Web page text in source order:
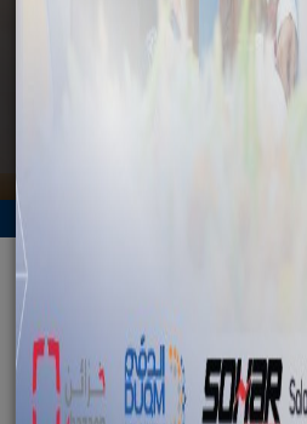
للاستخدام الادمي في الدقم
زيت السمك
الدقم